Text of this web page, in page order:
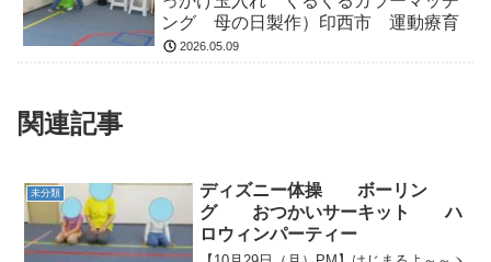
ング 母の日製作）印西市 運動療育
2026.05.09
関連記事
未分類
ディズニー体操 ボーリン
グ おつかいサーキット ハ
ロウィンパーティー